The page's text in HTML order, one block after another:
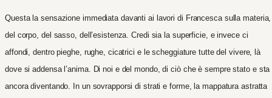
Questa la sensazione immediata davanti ai lavori di Francesca sulla materia,
del corpo, del sasso, dell’esistenza. Credi sia la superficie, e invece ci
affondi, dentro pieghe, rughe, cicatrici e le scheggiature tutte del vivere, là
dove si addensa l’anima. Di noi e del mondo, di ciò che è sempre stato e sta
ancora diventando. In un sovrapporsi di strati e forme, la mappatura astratta